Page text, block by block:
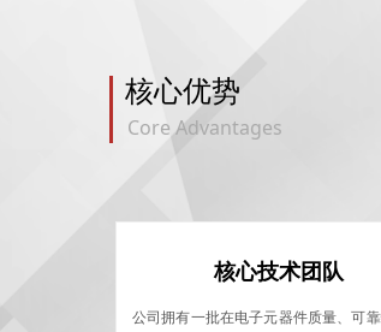
核心优势
Core Advantages
公司拥有一批在电子元器件质量、可
核心技术团队